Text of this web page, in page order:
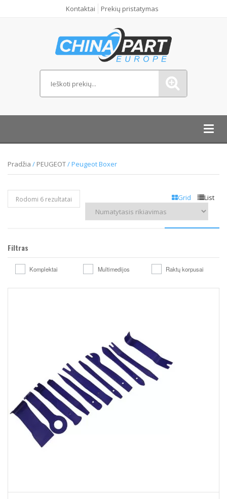
Kontaktai Prekių pristatymas
Pradžia / PEUGEOT/ Peugeot Boxer
Grid List
Rodomi 6 rezultatai
Filtras
Komplektai Multimedijos Raktų korpusai